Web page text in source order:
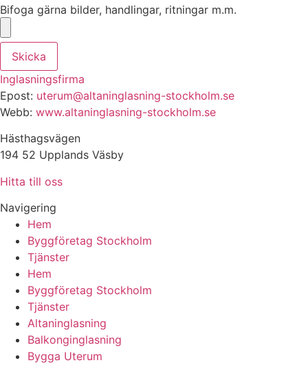
Bifoga gärna bilder, handlingar, ritningar m.m.
Skicka
Inglasningsfirma
Epost: uterum@altaninglasning-stockholm.se
Webb: www.altaninglasning-stockholm.se
Hästhagsvägen
194 52 Upplands Väsby
Hitta till oss
Navigering
Hem
Byggföretag Stockholm
Tjänster
Hem
Byggföretag Stockholm
Tjänster
Altaninglasning
Balkonginglasning
Bygga Uterum